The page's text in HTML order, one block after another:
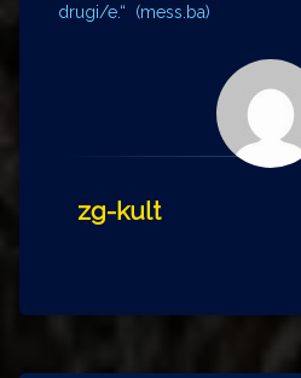
drugi/e.“ (mess.ba)
zg-kult